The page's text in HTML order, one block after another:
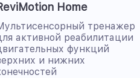
Home
тренажер
активной реабилитации
функций
и нижних